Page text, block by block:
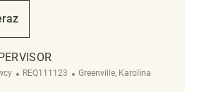
Markdowns Associate 5am REQ140376
And Markdowns Associate 5am
ReqId
REQ111123 Lokalizacja
Greenville, Karolina